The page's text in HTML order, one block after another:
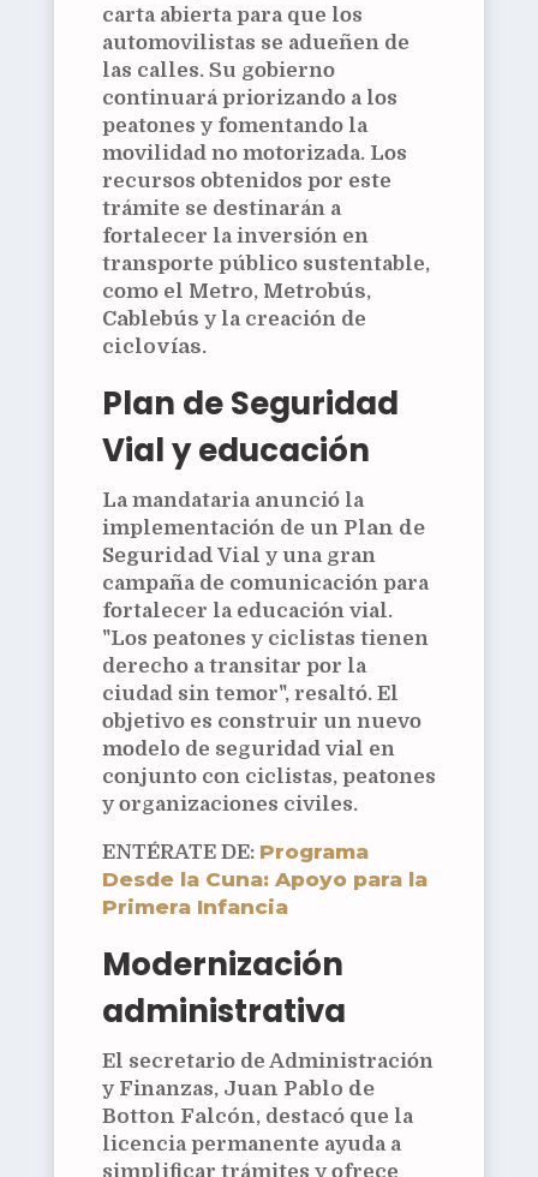
carta abierta para que los
automovilistas se adueñen de
las calles. Su gobierno
continuará priorizando a los
peatones y fomentando la
movilidad no motorizada. Los
recursos obtenidos por este
trámite se destinarán a
fortalecer la inversión en
transporte público sustentable,
como el Metro, Metrobús,
Cablebús y la creación de
ciclovías.
Plan de Seguridad
Vial y educación
La mandataria anunció la
implementación de un Plan de
Seguridad Vial y una gran
campaña de comunicación para
fortalecer la educación vial.
"Los peatones y ciclistas tienen
derecho a transitar por la
ciudad sin temor", resaltó. El
objetivo es construir un nuevo
modelo de seguridad vial en
conjunto con ciclistas, peatones
y organizaciones civiles.
ENTÉRATE DE: Programa
Desde la Cuna: Apoyo para la
Primera Infancia
Modernización
administrativa
El secretario de Administración
y Finanzas, Juan Pablo de
Botton Falcón, destacó que la
licencia permanente ayuda a
simplificar trámites y ofrece